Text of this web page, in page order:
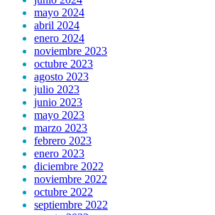
mayo 2024
abril 2024
enero 2024
noviembre 2023
octubre 2023
agosto 2023
julio 2023
junio 2023
mayo 2023
marzo 2023
febrero 2023
enero 2023
diciembre 2022
noviembre 2022
octubre 2022
septiembre 2022